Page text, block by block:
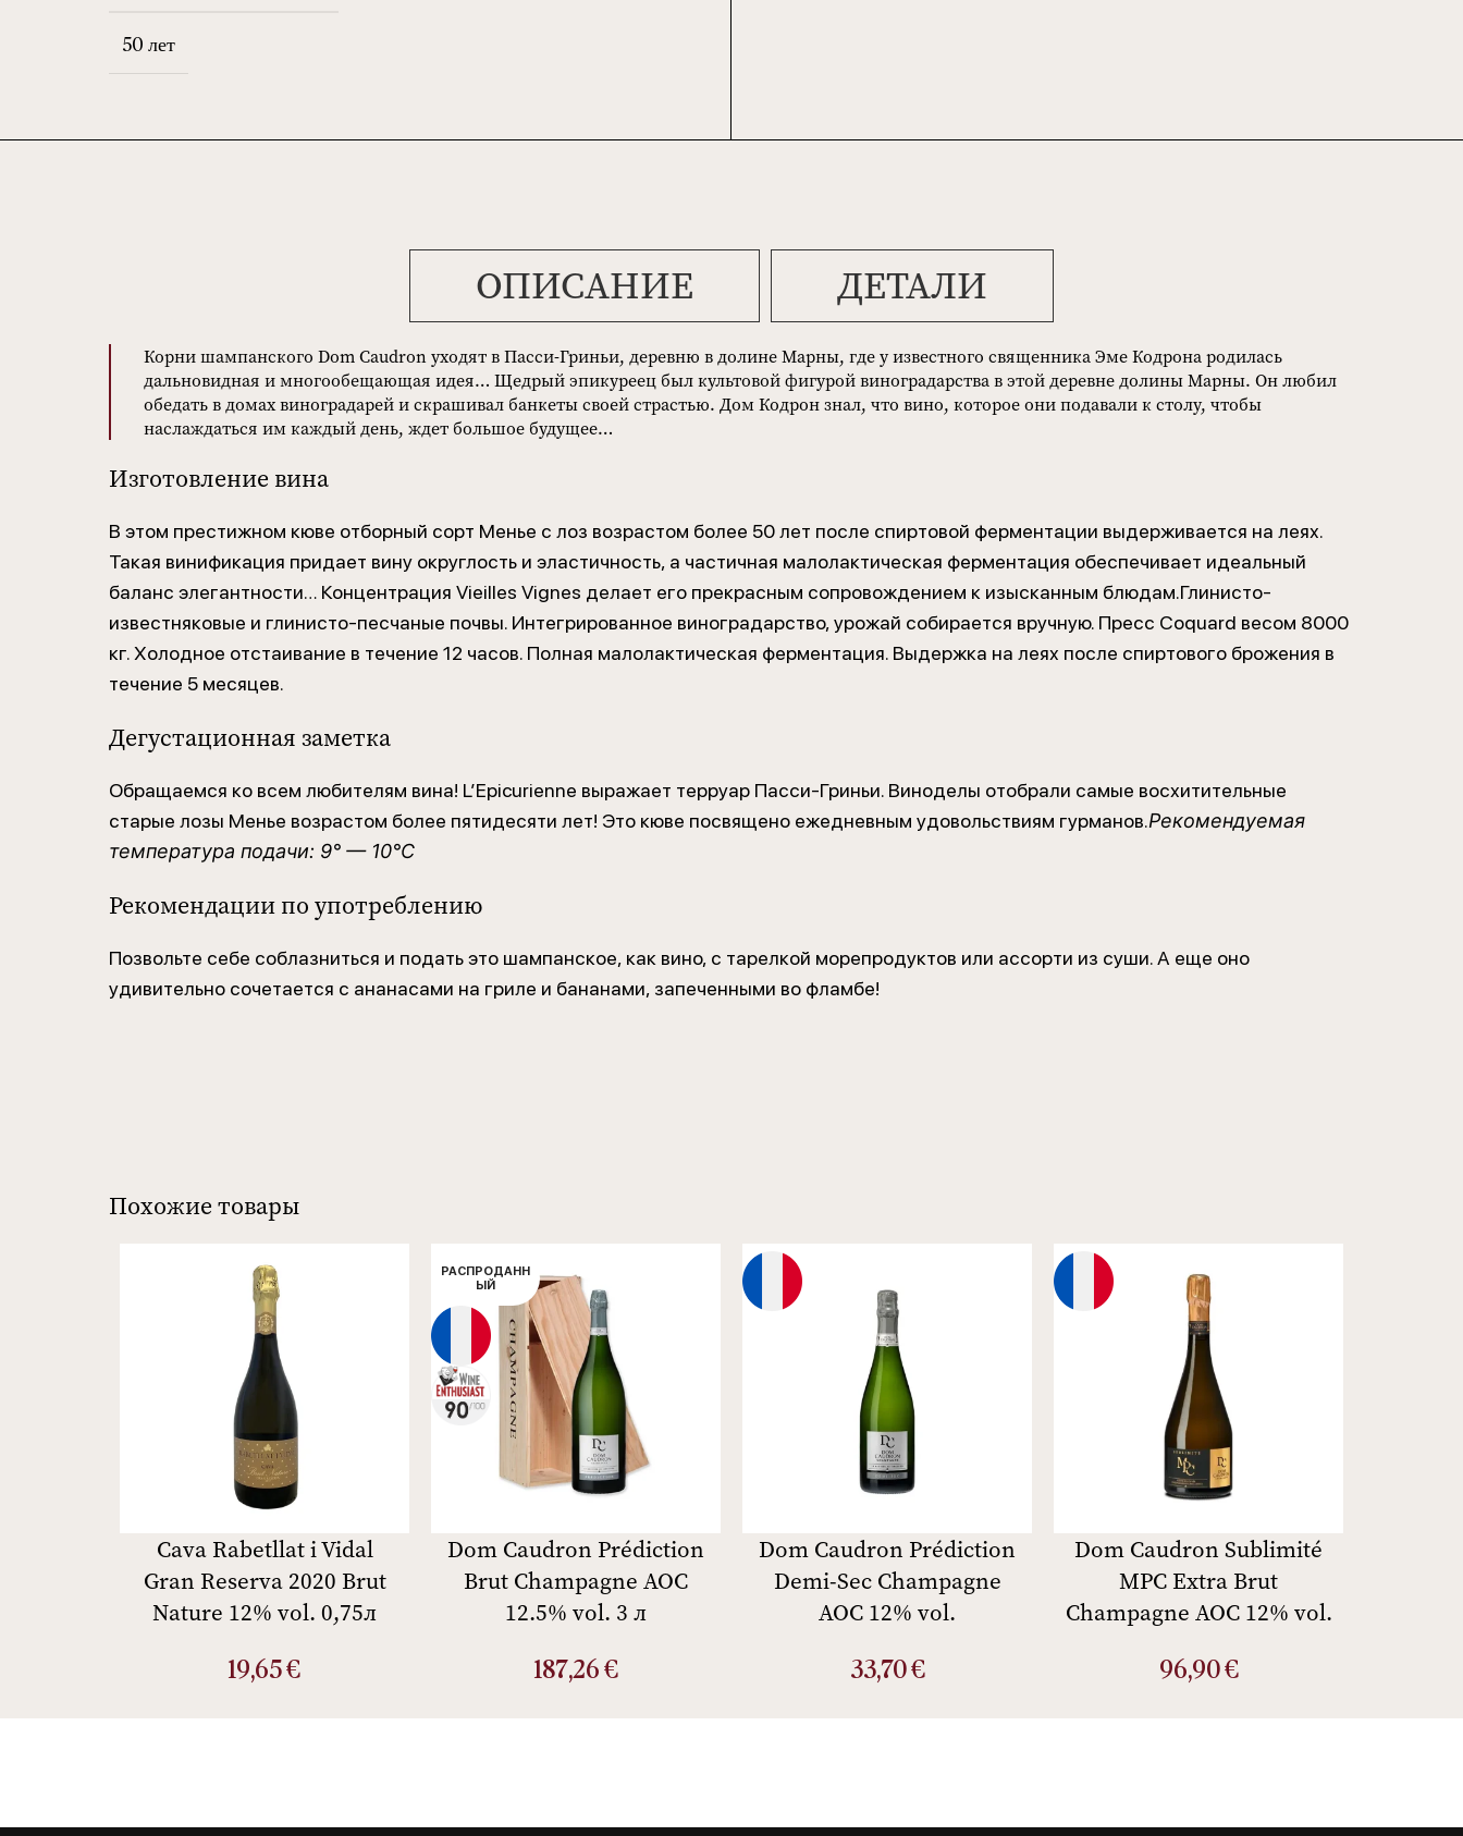
50 лет
ОПИСАНИЕ ДЕТАЛИ
Корни шампанского Dom Caudron уходят в Пасси-Гриньи, деревню в долине Марны, где у известного священника Эме Кодрона родилась
дальновидная и многообещающая идея… Щедрый эпикуреец был культовой фигурой виноградарства в этой деревне долины Марны. Он любил
обедать в домах виноградарей и скрашивал банкеты своей страстью. Дом Кодрон знал, что вино, которое они подавали к столу, чтобы
наслаждаться им каждый день, ждет большое будущее…
Изготовление вина
В этом престижном кюве отборный сорт Менье с лоз возрастом более 50 лет после спиртовой ферментации выдерживается на леях.
Такая винификация придает вину округлость и эластичность, а частичная малолактическая ферментация обеспечивает идеальный
баланс элегантности… Концентрация Vieilles Vignes делает его прекрасным сопровождением к изысканным блюдам.Глинисто-
известняковые и глинисто-песчаные почвы. Интегрированное виноградарство, урожай собирается вручную. Пресс Coquard весом 8000
кг. Холодное отстаивание в течение 12 часов. Полная малолактическая ферментация. Выдержка на леях после спиртового брожения в
течение 5 месяцев.
Дегустационная заметка
Обращаемся ко всем любителям вина! L’Epicurienne выражает терруар Пасси-Гриньи. Виноделы отобрали самые восхитительные
старые лозы Менье возрастом более пятидесяти лет! Это кюве посвящено ежедневным удовольствиям гурманов.Рекомендуемая
температура подачи: 9° — 10°C
Рекомендации по употреблению
Позвольте себе соблазниться и подать это шампанское, как вино, с тарелкой морепродуктов или ассорти из суши. А еще оно
удивительно сочетается с ананасами на гриле и бананами, запеченными во фламбе!
Похожие товары
Cava Rabetllat i Vidal
Gran Reserva 2020 Brut
Nature 12% vol. 0,75л
19,65€
РАСПРОДАНН
ЫЙ
Dom Caudron Prédiction
Brut Champagne AOC
12.5% vol. 3 л
187,26€
Dom Caudron Prédiction
Demi-Sec Champagne
AOC 12% vol.
33,70€
Dom Caudron Sublimité
MPC Extra Brut
Champagne AOC 12% vol.
96,90€